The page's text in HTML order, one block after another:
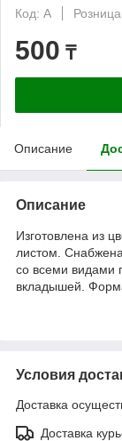
Код: А
Розница
500 ₸
Описание
Описание
Изготовлена из
листом.
со всеми видами
вкладышей.
Условия
Доставка
Доставка